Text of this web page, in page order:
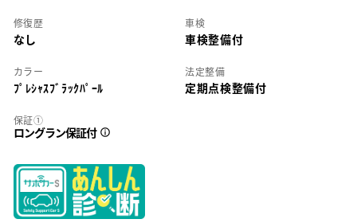
修復歴
なし
車検
車検整備付
カラー
ﾌﾟﾚｼｬｽﾌﾞﾗｯｸﾊﾟｰﾙ
法定整備
定期点検整備付
保証①
ロングラン保証付